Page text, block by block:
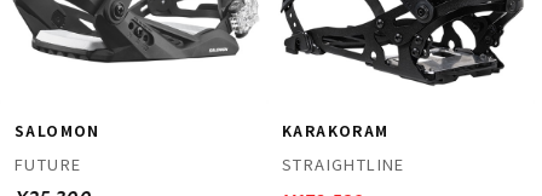
SALOMON
FUTURE
KARAKORAM
STRAIGHTLINE